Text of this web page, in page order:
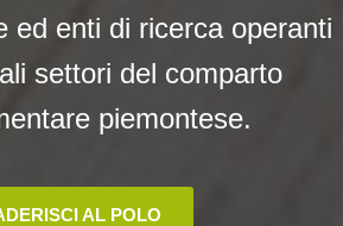
ed enti di ricerca operanti
settori del comparto
piemontese.
AL POLO